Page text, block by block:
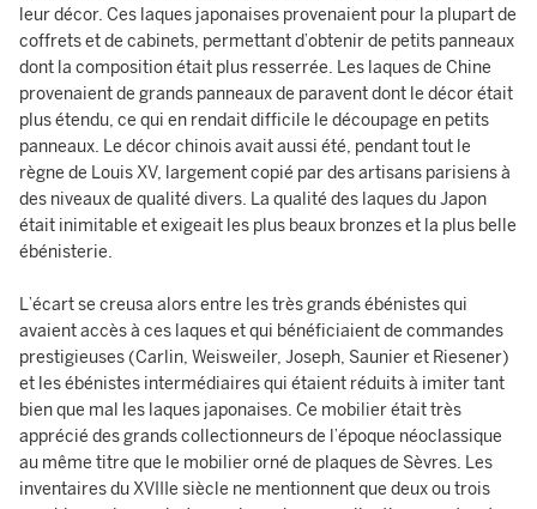
leur décor. Ces laques japonaises provenaient pour la plupart de
coffrets et de cabinets, permettant d’obtenir de petits panneaux
dont la composition était plus resserrée. Les laques de Chine
provenaient de grands panneaux de paravent dont le décor était
plus étendu, ce qui en rendait difficile le découpage en petits
panneaux. Le décor chinois avait aussi été, pendant tout le
règne de Louis XV, largement copié par des artisans parisiens à
des niveaux de qualité divers. La qualité des laques du Japon
était inimitable et exigeait les plus beaux bronzes et la plus belle
ébénisterie.
L’écart se creusa alors entre les très grands ébénistes qui
avaient accès à ces laques et qui bénéficiaient de commandes
prestigieuses (Carlin, Weisweiler, Joseph, Saunier et Riesener)
et les ébénistes intermédiaires qui étaient réduits à imiter tant
bien que mal les laques japonaises. Ce mobilier était très
apprécié des grands collectionneurs de l’époque néoclassique
au même titre que le mobilier orné de plaques de Sèvres. Les
inventaires du XVIIIe siècle ne mentionnent que deux ou trois